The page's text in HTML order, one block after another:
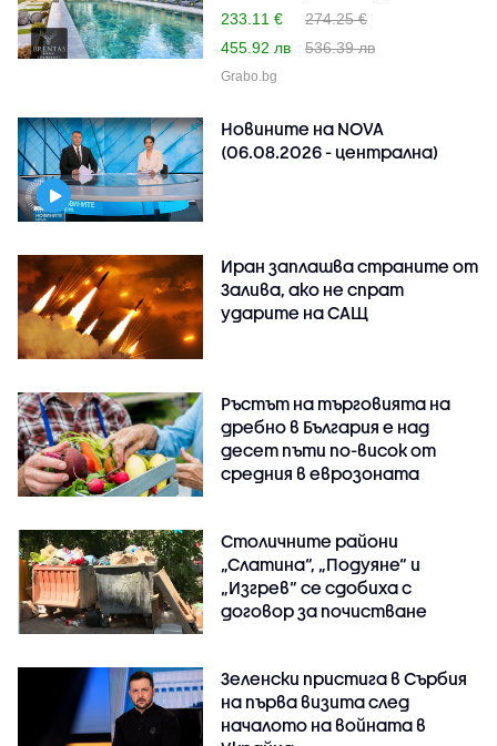
233.11 €
274.25 €
455.92 лв
536.39 лв
Grabo.bg
Новините на NOVA
(06.08.2026 - централна)
Иран заплашва страните от
Залива, ако не спрат
ударите на САЩ
Ръстът на търговията на
дребно в България е над
десет пъти по-висок от
средния в еврозоната
Столичните райони
„Слатина“, „Подуяне“ и
„Изгрев“ се сдобиха с
договор за почистване
Зеленски пристига в Сърбия
на първа визита след
началото на войната в